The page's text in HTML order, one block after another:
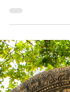
Dharma:
de
Gita (4/4)
In dit artikel
voorbeelden of
en Bhagavad